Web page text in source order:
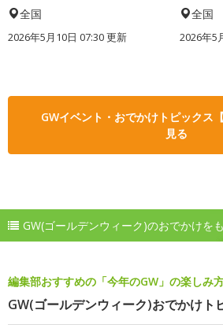
全国
2026年5月10日 07:30 更新
全国
2026年5
GWイベント・おでかけトピックス
見る
GW(ゴールデンウィーク)のおでかけを
編集部おすすめの「今年のGW」の楽しみ
GW(ゴールデンウィーク)おでかけト